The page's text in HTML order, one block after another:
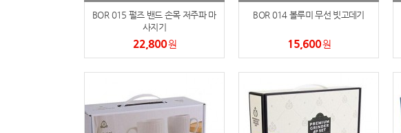
BOR 015 펄즈 밴드 손목 저주파 마
사지기
22,800원
BOR 014 볼루미 무선 빗고데기
15,600원